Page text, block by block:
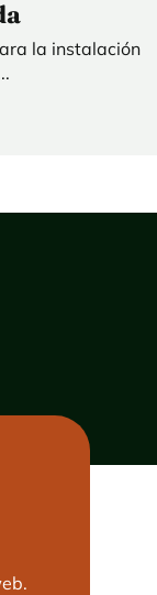
la instalación
Cookies